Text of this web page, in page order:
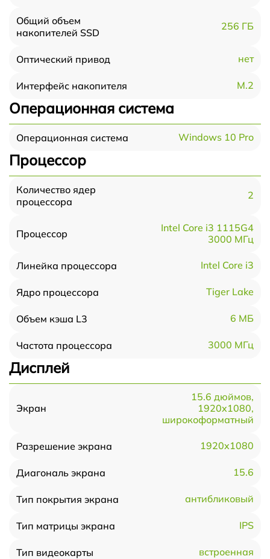
Общий объем
накопителей SSD
256 ГБ
Оптический привод нет
Интерфейс накопителя M.2
Операционная система
Операционная система Windows 10 Pro
Процессор
Количество ядер
процессора
2
Процессор
Intel Core i3 1115G4
3000 МГц
Линейка процессора Intel Core i3
Ядро процессора Tiger Lake
Объем кэша L3 6 МБ
Частота процессора 3000 МГц
Дисплей
Экран
15.6 дюймов,
1920x1080,
широкоформатный
Разрешение экрана 1920x1080
Диагональ экрана 15.6
Тип покрытия экрана антибликовый
Тип матрицы экрана IPS
Тип видеокарты встроенная